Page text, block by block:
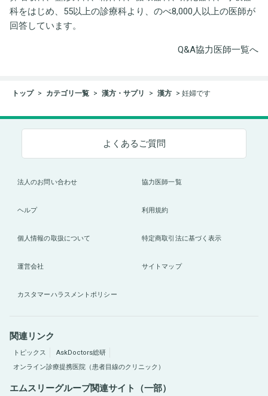
科をはじめ、55以上の診療科より、のべ8,000人以上の医師が
回答しています。
Q&A協力医師一覧へ
トップ カテゴリ一覧 漢方・サプリ 漢方 妊婦です
よくあるご質問
法人のお問い合わせ 協力医師一覧
ヘルプ 利用規約
個人情報の取扱について 特定商取引法に基づく表示
運営会社 サイトマップ
カスタマーハラスメントポリシー
関連リンク
トピックス
AskDoctors総研
オンライン診療提携医院（患者目線のクリニック）
エムスリーグループ関連サイト（一部）